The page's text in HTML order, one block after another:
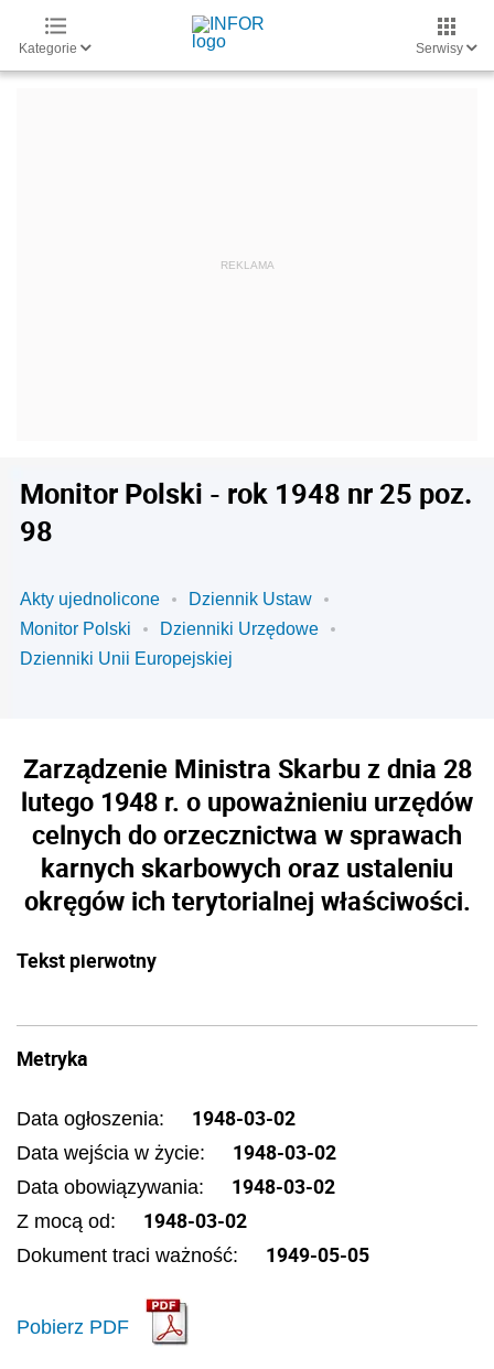
Kategorie Serwisy
Monitor Polski - rok 1948 nr 25 poz.
98
Akty ujednolicone
Dziennik Ustaw
Monitor Polski
Dzienniki Urzędowe
Dzienniki Unii Europejskiej
Zarządzenie Ministra Skarbu z dnia 28
lutego 1948 r. o upoważnieniu urzędów
celnych do orzecznictwa w sprawach
karnych skarbowych oraz ustaleniu
okręgów ich terytorialnej właściwości.
Tekst pierwotny
Metryka
Data ogłoszenia: 1948-03-02
Data wejścia w życie: 1948-03-02
Data obowiązywania: 1948-03-02
Z mocą od: 1948-03-02
Dokument traci ważność: 1949-05-05
Pobierz PDF